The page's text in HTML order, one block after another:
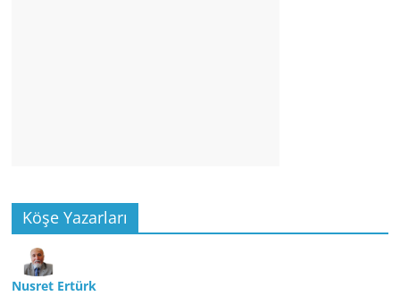
Köşe Yazarları
Nusret Ertürk